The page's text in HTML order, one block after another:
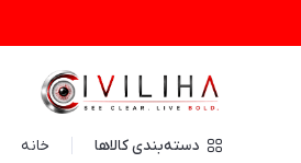
دسته‌بندی کالاها خانه